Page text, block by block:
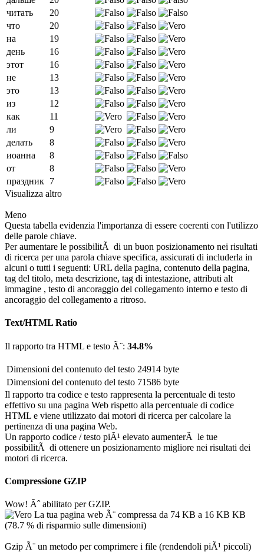
читать
20
что
20
на
19
день
16
этот
16
не
13
это
13
из
12
как
11
ли
9
делать
8
иоанна
8
от
8
праздник 7
Visualizza altro
Meno
Questa tabella evidenzia l'importanza di essere coerenti con l'utilizzo
delle parole chiave.
Per aumentare le possibilitÃ di un buon posizionamento nei risultati
di ricerca per una parola chiave specifica, assicurati di includerla in
alcuni o tutti i seguenti: URL della pagina, contenuto della pagina,
tag del titolo, meta descrizione, tag di intestazione, attributi alt
immagine , testo di ancoraggio del collegamento interno e testo di
ancoraggio del collegamento a ritroso.
Text/HTML Ratio
Il rapporto tra HTML e testo Ã¨: 34.8%
Dimensioni del contenuto del testo 24914 byte
Dimensioni del contenuto del testo 71586 byte
Il rapporto tra codice e testo rappresenta la percentuale di testo
effettivo su una pagina Web rispetto alla percentuale di codice
HTML e viene utilizzato dai motori di ricerca per calcolare la
pertinenza di una pagina Web.
Un rapporto codice / testo piÃ¹ elevato aumenterÃ le tue
possibilitÃ di ottenere un posizionamento migliore nei risultati dei
motori di ricerca.
Compressione GZIP
Wow! Ãˆ abilitato per GZIP.
La tua pagina web Ã¨ compressa da 74 KB a 16 KB KB
(78.7 % di risparmio sulle dimensioni)
Gzip Ã¨ un metodo per comprimere i file (rendendoli piÃ¹ piccoli)